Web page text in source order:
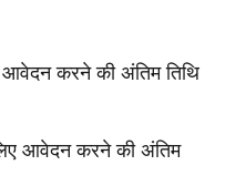
करने की अंतिम तिथि
आवेदन करने की अंतिम